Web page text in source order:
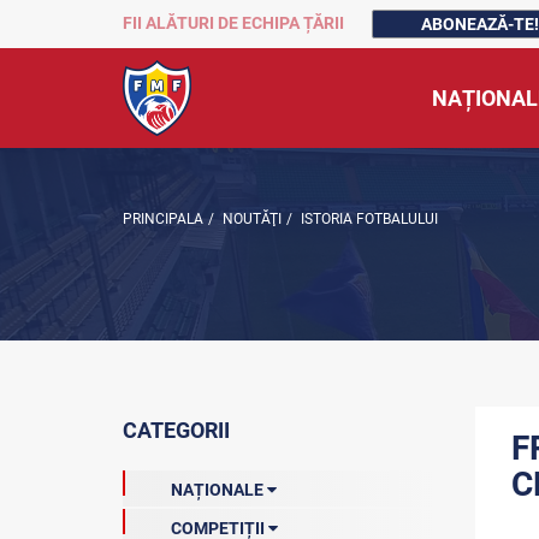
FII ALĂTURI DE ECHIPA ȚĂRII ABONEAZĂ-TE!
PRINCIPALA / NOUTĂŢI / ISTORIA FOTBALULUI
CATEGORII
NAȚIONALE
COMPETIȚII